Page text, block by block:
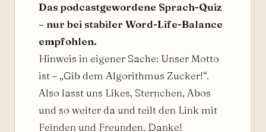
Das podcastgewordene Sprach-Quiz
– nur bei stabiler Word-Life-Balance
empfohlen.
Hinweis in eigener Sache: Unser Motto
ist – „Gib dem Algorithmus Zucker!“.
Also lasst uns Likes, Sternchen, Abos
und so weiter da und teilt den Link mit
Feinden und Freunden. Danke!